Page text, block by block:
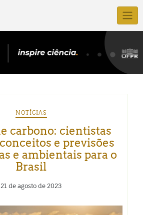
NOTÍCIAS
carbono: cientistas
e previsões
e ambientais para o
Brasil
21 de agosto de 2023